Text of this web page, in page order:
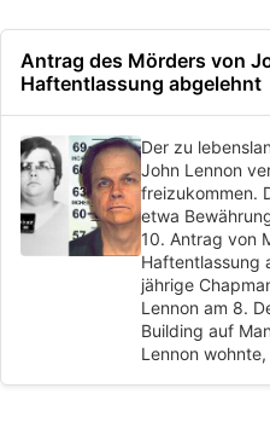
Antrag des Mörders von
Haftentlassung abgelehnt
Der zu
John Lennon
freizukommen.
etwa
10. Antrag von
Haftentlassung
jährige
Lennon am 8.
Building auf
Lennon